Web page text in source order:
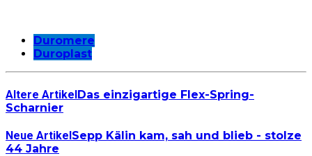
Duromere
Duroplast
Altere ArtikelDas einzigartige Flex-Spring-
Scharnier
Neue ArtikelSepp Kälin kam, sah und blieb - stolze
44 Jahre